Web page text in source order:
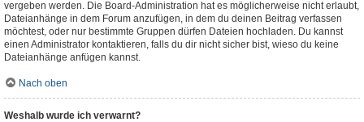
vergeben werden. Die Board-Administration hat es möglicherweise nicht erlaubt,
Dateianhänge in dem Forum anzufügen, in dem du deinen Beitrag verfassen
möchtest, oder nur bestimmte Gruppen dürfen Dateien hochladen. Du kannst
einen Administrator kontaktieren, falls du dir nicht sicher bist, wieso du keine
Dateianhänge anfügen kannst.
Nach oben
Weshalb wurde ich verwarnt?